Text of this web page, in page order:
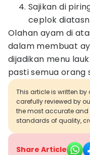
Sajikan di
ceplok
Olahan ayam di
dalam membuat
dijadikan menu
pasti semua orang
This article is written
carefully reviewed by
the most accurate and
standards of quality,
Share Article